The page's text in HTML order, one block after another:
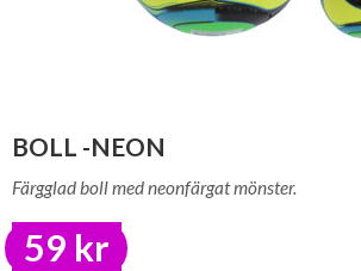
BOLL -NEON
Färgglad boll med neonfärgat mönster.
59 kr